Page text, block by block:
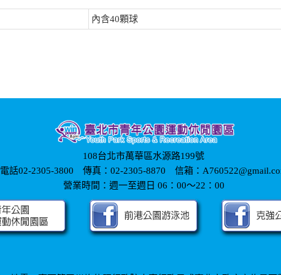
內含40顆球
108台北市萬華區水源路199號
電話02-2305-3800 傳真：02-2305-8870 信箱：
營業時間：週一至週日 06：00～22：00